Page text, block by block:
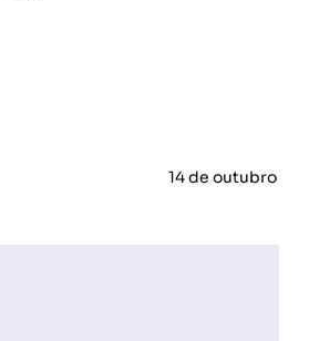
14 de outubro